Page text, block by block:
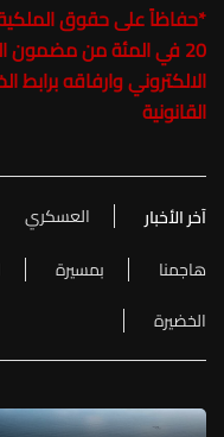
*حفاظاً على حقوق
القانونية
آخر الأخبار العسكري
هاجمنا
بمسيرة
الخضيرة